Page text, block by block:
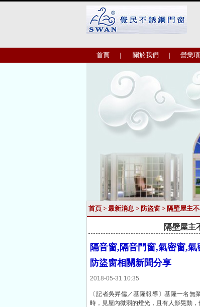
首頁 | 關於我們 | 營業
首頁 > 最新消息 > 防盜窗 > 隔壁屋主
隔壁屋主
隔音窗,隔音門窗,氣密窗,
防盜窗相關新聞分享
2018-05-31 10:35
〔記者吳昇儒／基隆報導〕基隆一名
時，見屋內微弱的燈光，且有人影晃動